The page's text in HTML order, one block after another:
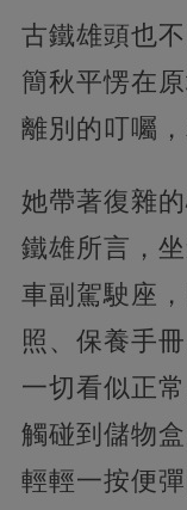
古鐵雄頭也
簡秋平愣在
離別的叮囑
她帶著復雜
鐵雄所言，
車副駕駛座
照、保養手
一切看似正
觸碰到儲物
輕輕一按便